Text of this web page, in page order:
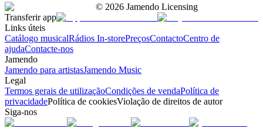
© 2026 Jamendo Licensing
Transferir app
Links úteis
Catálogo musicalRádios In-storePreçosContactoCentro de
ajudaContacte-nos
Jamendo
Jamendo para artistasJamendo Music
Legal
Termos gerais de utilizaçãoCondições de vendaPolítica de
privacidadePolítica de cookiesViolação de direitos de autor
Siga-nos